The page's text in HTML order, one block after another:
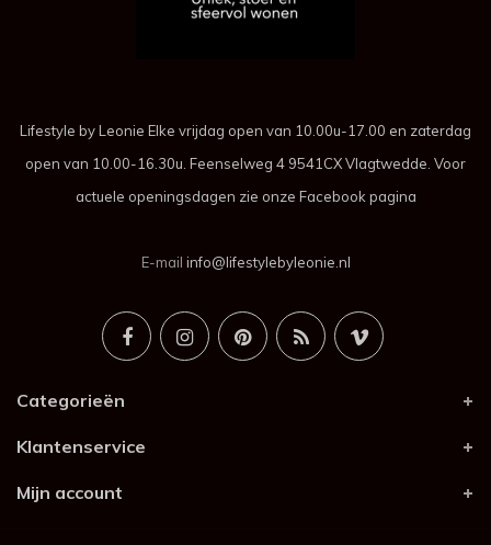
Lifestyle by Leonie Elke vrijdag open van 10.00u-17.00 en zaterdag
open van 10.00-16.30u. Feenselweg 4 9541CX Vlagtwedde. Voor
actuele openingsdagen zie onze Facebook pagina
E-mail info@lifestylebyleonie.nl
Categorieën
Klantenservice
Mijn account